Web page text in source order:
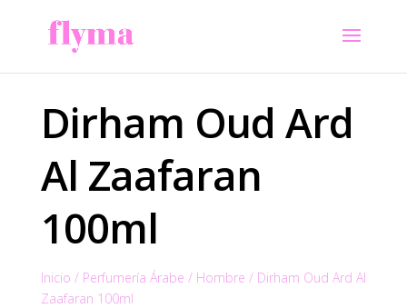
Dirham Oud Ard
Al Zaafaran
100ml
Inicio / Perfumería Árabe / Hombre / Dirham Oud Ard Al
Zaafaran 100ml